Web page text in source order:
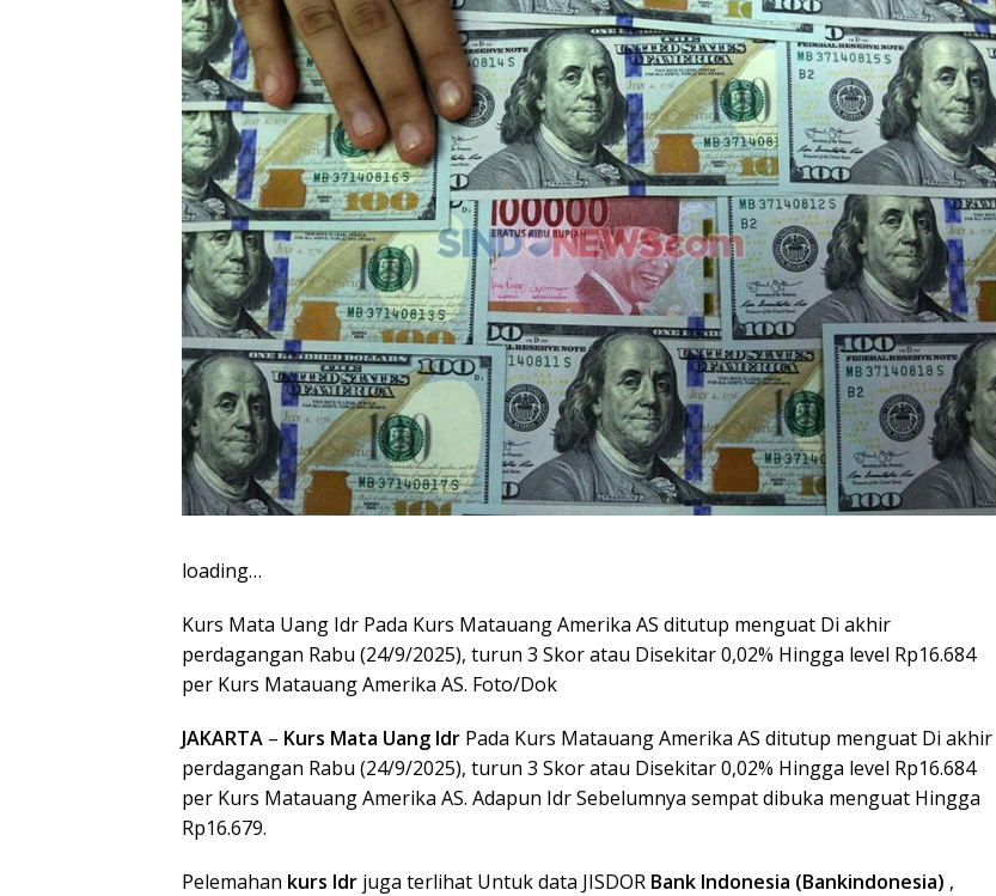
loading…
Kurs Mata Uang Idr Pada Kurs Matauang Amerika AS ditutup menguat Di akhir
perdagangan Rabu (24/9/2025), turun 3 Skor atau Disekitar 0,02% Hingga level Rp16.684
per Kurs Matauang Amerika AS. Foto/Dok
JAKARTA – Kurs Mata Uang Idr Pada Kurs Matauang Amerika AS ditutup menguat Di akhir
perdagangan Rabu (24/9/2025), turun 3 Skor atau Disekitar 0,02% Hingga level Rp16.684
per Kurs Matauang Amerika AS. Adapun Idr Sebelumnya sempat dibuka menguat Hingga
Rp16.679.
Pelemahan kurs Idr juga terlihat Untuk data JISDOR Bank Indonesia (Bankindonesia) ,